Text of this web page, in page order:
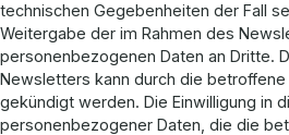
technischen Gegebenheiten der Fall
Weitergabe der im Rahmen des
personenbezogenen Daten an Dritte.
Newsletters kann durch die
gekündigt werden. Die Einwilligung in
personenbezogener Daten, die die